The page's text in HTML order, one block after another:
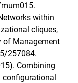
within
cliques,
of Management
257084.
Combining
configurational